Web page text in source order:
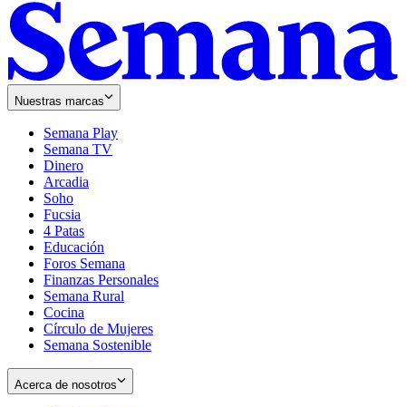
Nuestras marcas
Semana Play
Semana TV
Dinero
Arcadia
Soho
in
new
window
Fucsia
in
new
window
4 Patas
Educación
Foros Semana
Finanzas Personales
Semana Rural
Cocina
Círculo de Mujeres
Semana Sostenible
Acerca de nosotros